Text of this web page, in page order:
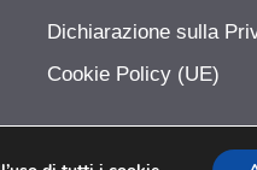
Dichiarazione sulla
Cookie Policy (UE)